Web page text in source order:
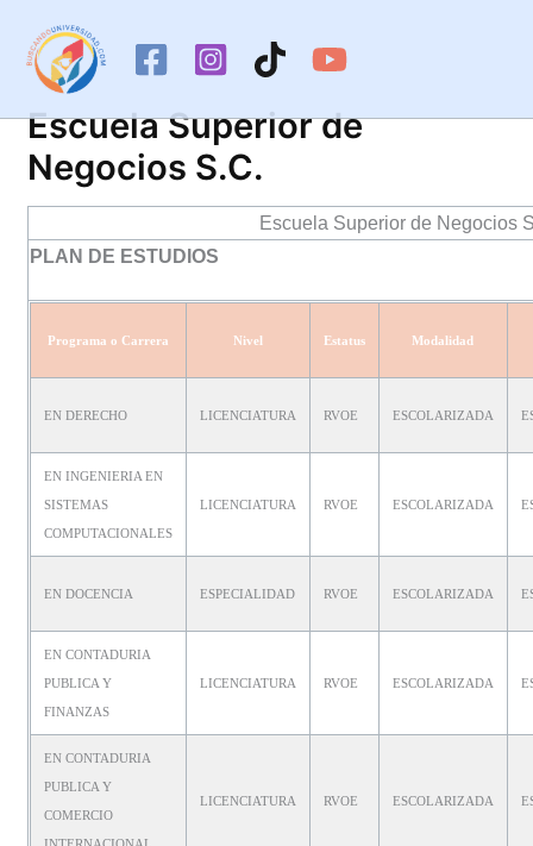
contenido
Escuela Superior de
Negocios S.C.
Escuela Superior de Negocios
PLAN DE ESTUDIOS
Programa o Carrera Nivel Estatus Modalidad
EN DERECHO LICENCIATURA RVOE ESCOLARIZADA
EN INGENIERIA EN
SISTEMAS
COMPUTACIONALES
LICENCIATURA RVOE ESCOLARIZADA
EN DOCENCIA ESPECIALIDAD RVOE ESCOLARIZADA
EN CONTADURIA
PUBLICA Y
FINANZAS
LICENCIATURA RVOE ESCOLARIZADA
EN CONTADURIA
PUBLICA Y
COMERCIO
INTERNACIONAL
LICENCIATURA RVOE ESCOLARIZADA